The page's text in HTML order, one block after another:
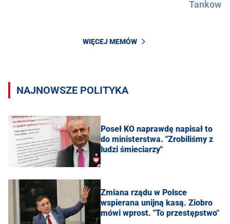
WIĘCEJ MEMÓW
NAJNOWSZE POLITYKA
Poseł KO naprawdę napisał to
do ministerstwa. "Zrobiliśmy z
ludzi śmieciarzy"
Zmiana rządu w Polsce
wspierana unijną kasą. Ziobro
mówi wprost. "To przestępstwo"